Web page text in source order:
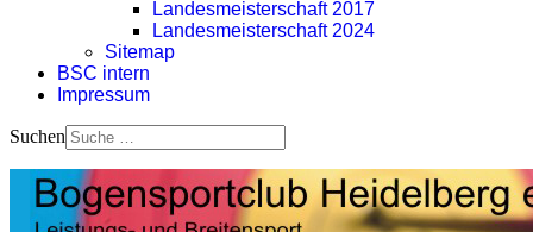
Landesmeisterschaft 2017
Landesmeisterschaft 2024
Sitemap
BSC intern
Impressum
Suchen